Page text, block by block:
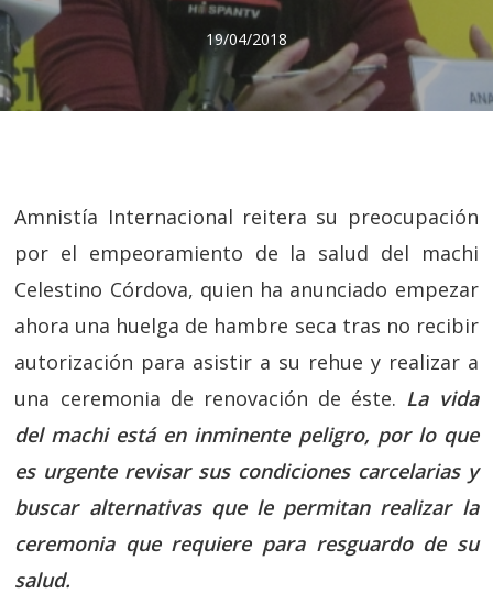
19/04/2018
Amnistía Internacional reitera su preocupación
por el empeoramiento de la salud del machi
Celestino Córdova, quien ha anunciado empezar
ahora una huelga de hambre seca tras no recibir
autorización para asistir a su rehue y realizar a
una ceremonia de renovación de éste. La vida
del machi está en inminente peligro, por lo que
es urgente revisar sus condiciones carcelarias y
buscar alternativas que le permitan realizar la
ceremonia que requiere para resguardo de su
salud.